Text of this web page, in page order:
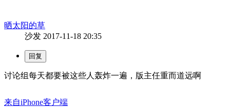
晒太阳的草
沙发 2017-11-18 20:35
讨论组每天都要被这些人轰炸一遍，版主任重而道远啊
来自iPhone客户端